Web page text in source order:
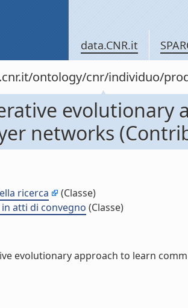
data.CNR.it
ontology/cnr/individuo/
evolutionary
networks
ricerca
(Classe)
atti di convegno (Classe)
evolutionary approach to learn